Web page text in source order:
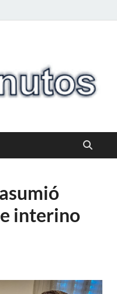
interino